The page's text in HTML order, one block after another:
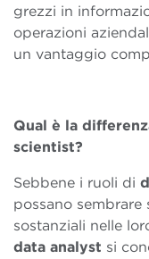
grezzi in
operazioni
un vantaggio
Qual è la
scientist?
Sebbene i ruoli di
possano
sostanziali nelle
data analyst si